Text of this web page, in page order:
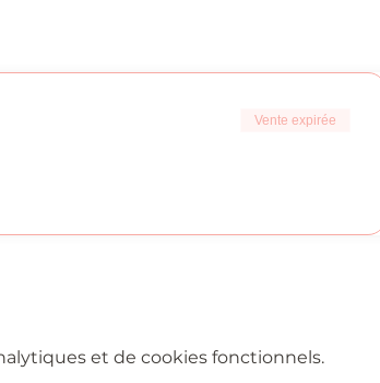
Vente expirée
et de cookies fonctionnels.